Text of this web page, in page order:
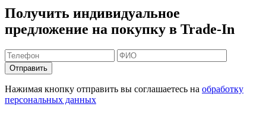
Получить индивидуальное
предложение на покупку в Trade-In
Отправить
Нажимая кнопку отправить вы соглашаетесь на обработку
персональных данных